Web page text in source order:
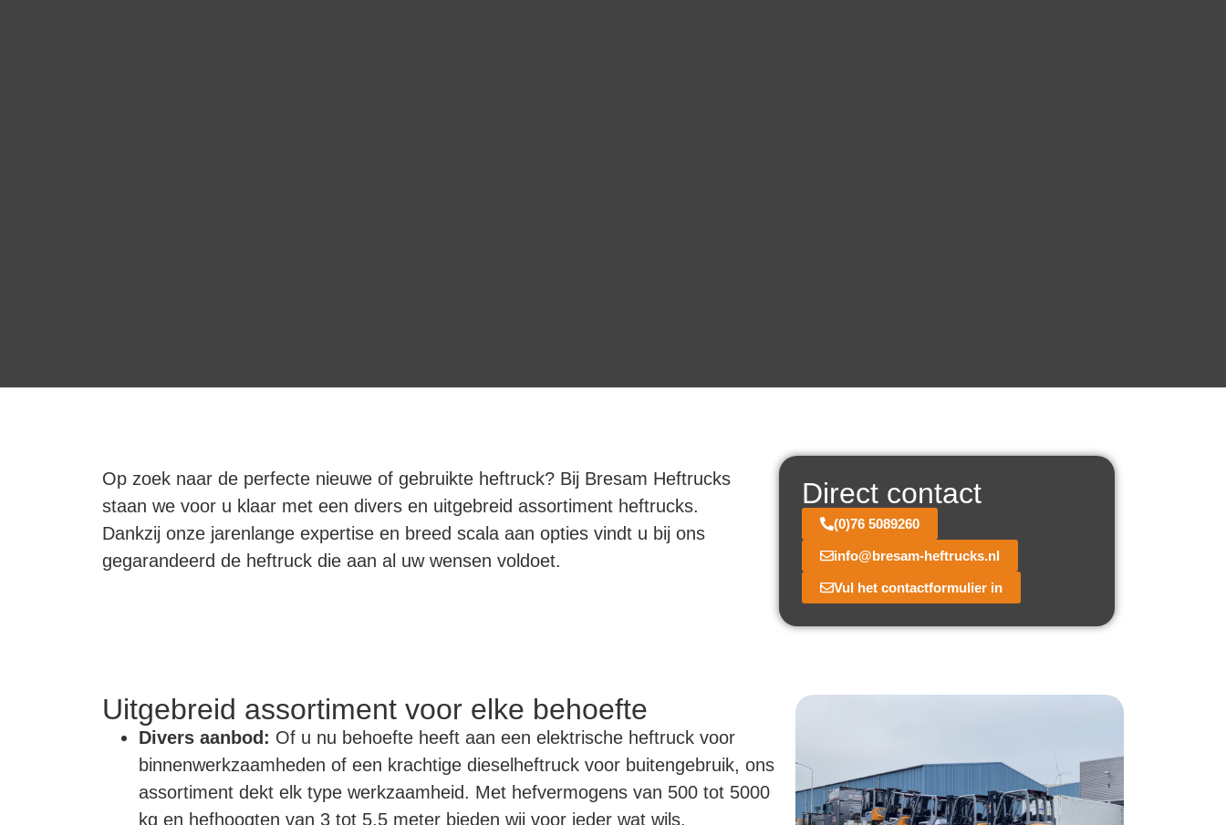
Op zoek naar de perfecte nieuwe of gebruikte heftruck? Bij Bresam Heftrucks
staan we voor u klaar met een divers en uitgebreid assortiment heftrucks.
Dankzij onze jarenlange expertise en breed scala aan opties vindt u bij ons
gegarandeerd de heftruck die aan al uw wensen voldoet.
Direct contact
(0)76 5089260
info@bresam-heftrucks.nl
Vul het contactformulier in
Uitgebreid assortiment voor elke behoefte
Divers aanbod: Of u nu behoefte heeft aan een elektrische heftruck voor
binnenwerkzaamheden of een krachtige dieselheftruck voor buitengebruik, ons
assortiment dekt elk type werkzaamheid. Met hefvermogens van 500 tot 5000
kg en hefhoogten van 3 tot 5,5 meter bieden wij voor ieder wat wils.